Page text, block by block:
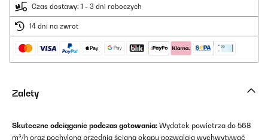
Czas dostawy: 1 - 3 dni roboczych
14 dni na zwrot
Zalety
Skuteczne odciąganie podczas gotowania: Wydatek powietrza do 568
m³/h oraz pochylona przednia ściana okapu pozwalają wychwytywać